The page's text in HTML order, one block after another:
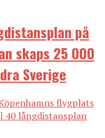
på
skaps 25 000
Sverige
flygplats
40 långdistansplan